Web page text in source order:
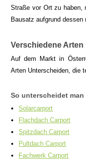
Straße vor Ort zu haben,
Bausatz aufgrund dessen
Verschiedene Arten
Auf dem Markt in
Arten Unterscheiden, die
So unterscheidet
Solarcarport
Flachdach Carport
Spitzdach Carport
Pultdach Carport
Fachwerk Carport